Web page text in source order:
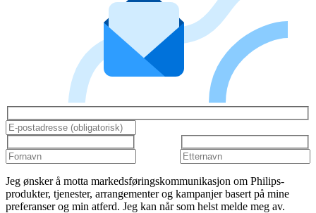
Jeg ønsker å motta markedsføringskommunikasjon om Philips-
produkter, tjenester, arrangementer og kampanjer basert på mine
preferanser og min atferd. Jeg kan når som helst melde meg av.